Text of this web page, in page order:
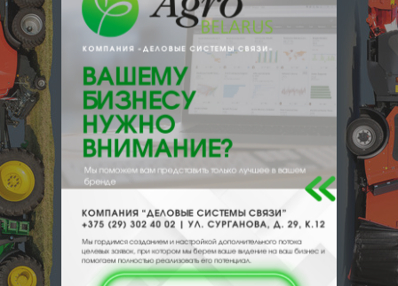
INCI
Undeceth-3
Внешний вид
жидкость от
бесцветного до слегка
желтого цвета
Страна
происхождения
ПОЛЬША
Контакты продавца
Оставьте электронный заказ с помощью
кнопки "Заказать" и мы подберем для
Вас подходящую компанию
поставщика.